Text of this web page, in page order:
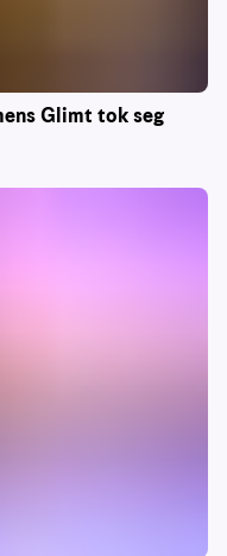
Glimt tok seg